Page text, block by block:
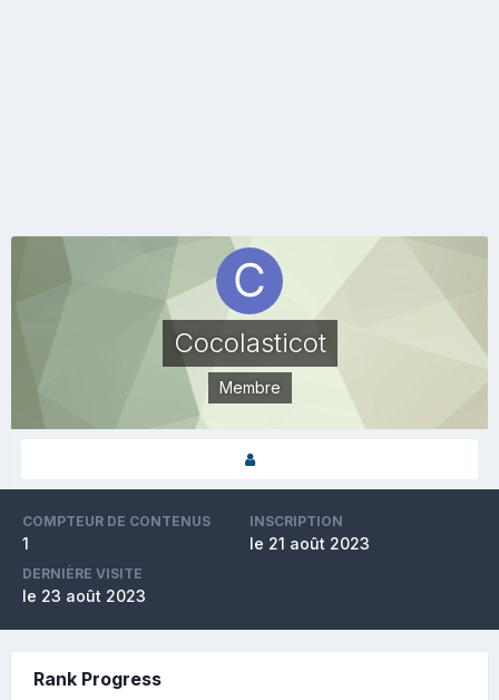
Cocolasticot
Membre
COMPTEUR DE CONTENUS
1
INSCRIPTION
le 21 août 2023
DERNIÈRE VISITE
le 23 août 2023
Rank Progress